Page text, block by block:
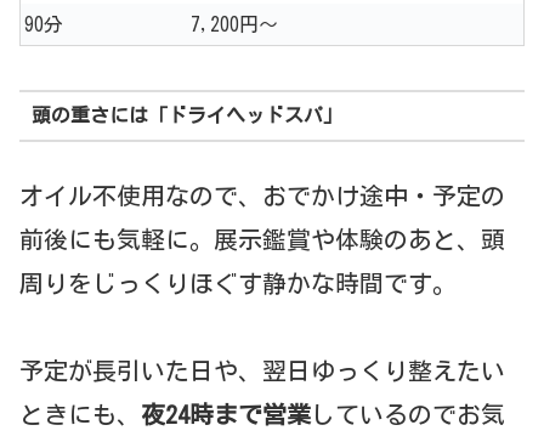
90分 7,200円〜
頭の重さには「ドライヘッドスパ」
オイル不使用なので、おでかけ途中・予定の
前後にも気軽に。展示鑑賞や体験のあと、頭
周りをじっくりほぐす静かな時間です。
予定が長引いた日や、翌日ゆっくり整えたい
ときにも、 夜24時まで営業 しているのでお気